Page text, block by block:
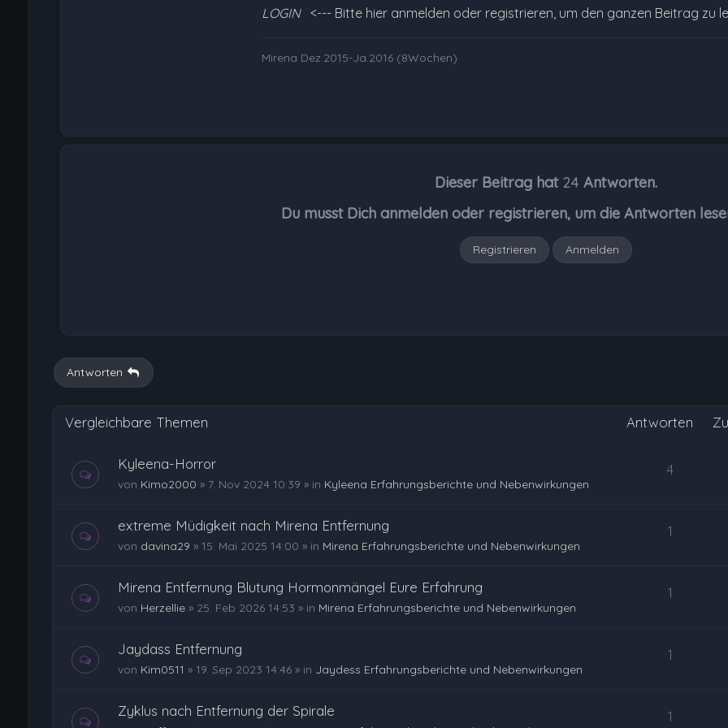
LOGIN <--- Bitte hier anmelden oder registrieren, um den ganzen Beitrag zu
Mirena Dez.2015-Ja.2016 (8Wochen)
Dieser Beitrag hat 24 Antworten.
Du musst Dich anmelden oder registrieren, um die Antworten
Registrieren Anmelden
Antworten
Vergleichbare Themen Antworten
Kyleena-Horror
von Kimo2000 » 7. Nov 2024 10:39 » in Kyleena Erfahrungsberichte und Nebenwirkungen
4
extreme Müdigkeit nach Mirena Entfernung
von davina29 » 15. Mai 2025 14:00 » in Mirena Erfahrungsberichte und Nebenwirkungen
1
Mirena Entfernung Blutung Hormonmängel Eure Erfahrung
von Herzellie» 25. Feb 2026 14:53 » in Mirena Erfahrungsberichte und Nebenwirkungen
1
Jaydass Entfernung
von Kim0511 » 19. Sep 2023 14:46» in Jaydess Erfahrungsberichte und Nebenwirkungen
1
Zyklus nach Entfernung der Spirale 1